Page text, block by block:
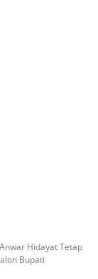
Hidayat Tetap
Bupati